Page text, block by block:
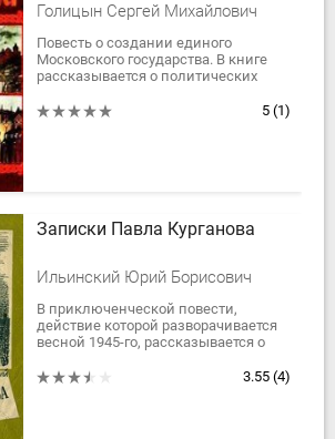
Голицын Сергей Михайлович
Повесть о создании единого
Московского государства. В книге
рассказывается о политических
людей того времени.
5 (1)
Записки Павла Курганова
Ильинский Юрий Борисович
В приключенческой повести,
действие которой разворачивается
весной 1945-го, рассказывается о
с действующими в нашем тылу3.55 (4)